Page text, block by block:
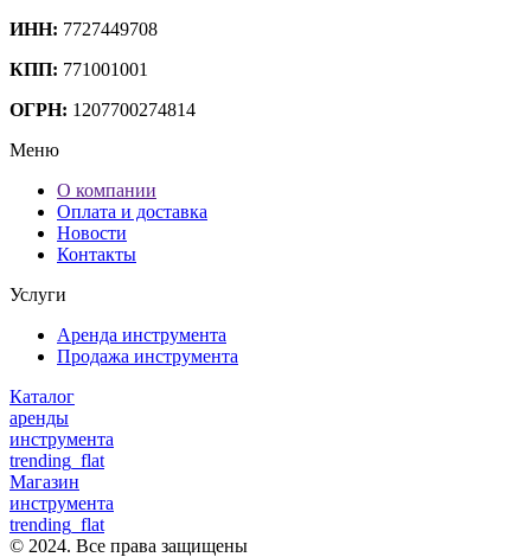
ИНН: 7727449708
КПП: 771001001
ОГРН: 1207700274814
Меню
О компании
Оплата и доставка
Новости
Контакты
Услуги
Аренда инструмента
Продажа инструмента
Каталог
аренды
инструмента
trending_flat
Магазин
инструмента
trending_flat
© 2024. Все права защищены